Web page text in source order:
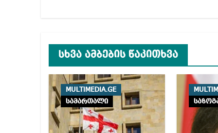
სხვა ამბების წაკითხვა
MULTIMEDIA.GE
სამართალი